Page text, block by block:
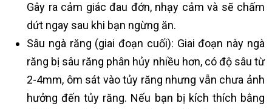
Gây ra cảm giác đau đớn, nhạy cảm và sẽ chấm
dứt ngay sau khi bạn ngừng ăn.
Sâu ngà răng (giai đoạn cuối): Giai đoạn này ngà
răng bị sâu răng phân hủy nhiều hơn, có độ sâu từ
2-4mm, ôm sát vào tủy răng nhưng vẫn chưa ảnh
hưởng đến tủy răng. Nếu bạn bị kích thích bằng